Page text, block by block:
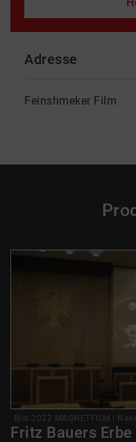
Adresse
Feinshmeker Film
Bild 2022 MAGNETFILM |
Fritz Bauers